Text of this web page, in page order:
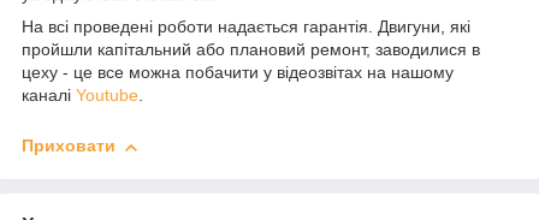
На всі проведені роботи надається гарантія. Двигуни, які
пройшли капітальний або плановий ремонт, заводилися в
цеху - це все можна побачити у відеозвітах на нашому
каналі Youtube.
Приховати